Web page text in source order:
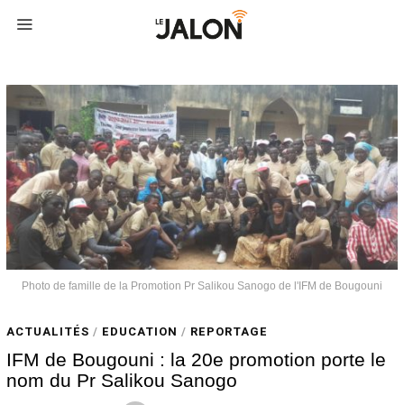
Photo de famille de la Promotion Pr Salikou Sanogo de l'IFM de Bougouni
ACTUALITÉS / EDUCATION / REPORTAGE
IFM de Bougouni : la 20e promotion porte le
nom du Pr Salikou Sanogo